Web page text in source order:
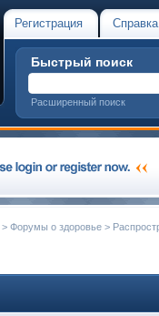
Регистрация Справка
Быстрый поиск
Расширенный поиск
> Форумы о здоровье >